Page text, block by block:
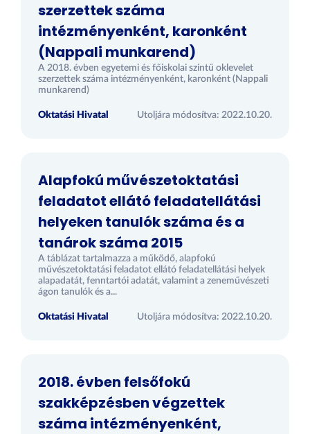
szerzettek száma
intézményenként, karonként
(Nappali munkarend)
A 2018. évben egyetemi és főiskolai szintű oklevelet
szerzettek száma intézményenként, karonként (Nappali
munkarend)
Oktatási Hivatal Utoljára módosítva: 2022.10.20.
Alapfokú művészetoktatási
feladatot ellátó feladatellátási
helyeken tanulók száma és a
tanárok száma 2015
A táblázat tartalmazza a működő, alapfokú
művészetoktatási feladatot ellátó feladatellátási helyek
alapadatát, fenntartói adatát, valamint a zeneművészeti
ágon tanulók és a...
Oktatási Hivatal Utoljára módosítva: 2022.10.20.
2018. évben felsőfokú
szakképzésben végzettek
száma intézményenként,